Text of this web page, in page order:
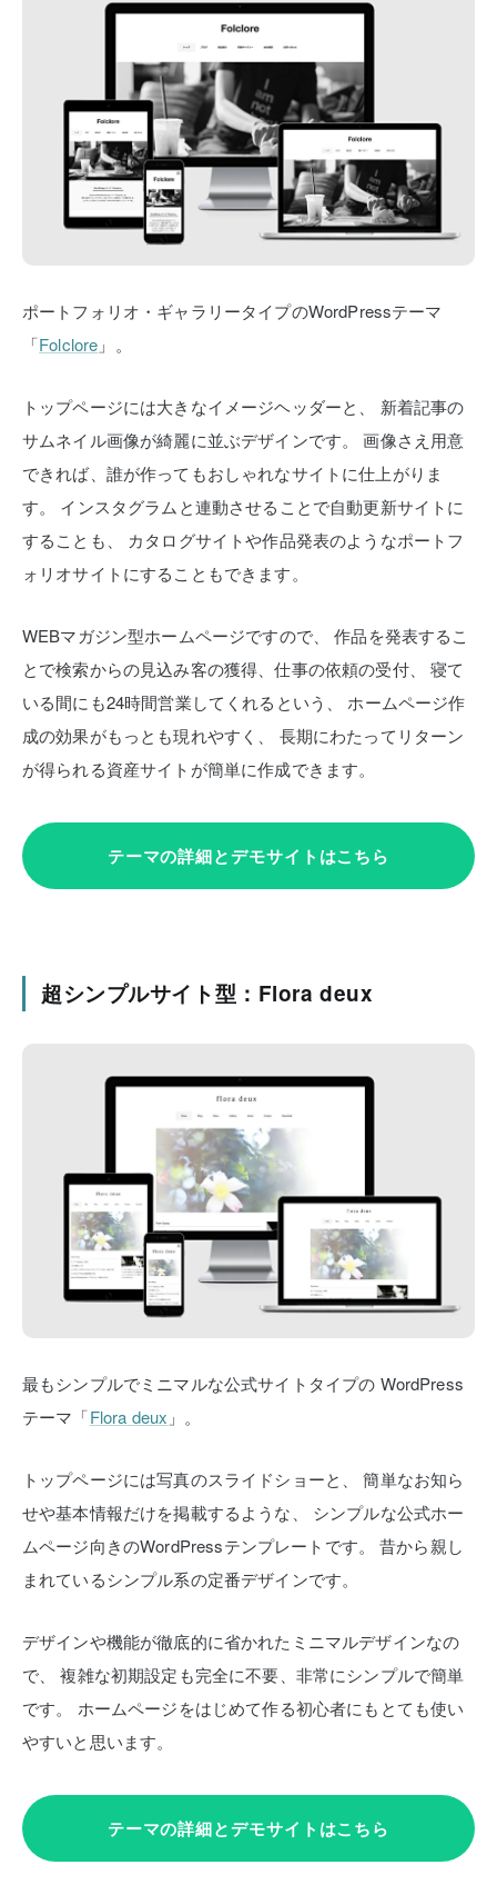
ポートフォリオ・ギャラリータイプのWordPressテーマ
「Folclore 」。
トップページには大きなイメージヘッダーと、
新着記事の
サムネイル画像が綺麗に並ぶデザインです。
画像さえ用意
できれば、誰が作ってもおしゃれなサイトに仕上がりま
す。
インスタグラムと連動させることで自動更新サイトに
することも、
カタログサイトや作品発表のようなポートフ
ォリオサイトにすることもできます。
WEBマガジン型ホームページですので、
作品を発表するこ
とで検索からの見込み客の獲得、仕事の依頼の受付、
寝て
いる間にも24時間営業してくれるという、
ホームページ作
成の効果がもっとも現れやすく、
長期にわたってリターン
が得られる資産サイトが簡単に作成できます。
テーマの詳細とデモサイトはこちら
超シンプルサイト型：Flora deux
最もシンプルでミニマルな公式サイトタイプの WordPress
テーマ「Flora deux 」。
トップページには写真のスライドショーと、
簡単なお知ら
せや基本情報だけを掲載するような、
シンプルな公式ホー
ムページ向きのWordPressテンプレートです。
昔から親し
まれているシンプル系の定番デザインです。
デザインや機能が徹底的に省かれたミニマルデザインなの
で、
複雑な初期設定も完全に不要、非常にシンプルで簡単
です。
ホームページをはじめて作る初心者にもとても使い
やすいと思います。
テーマの詳細とデモサイトはこちら